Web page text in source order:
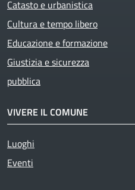
Catasto e urbanistica
Cultura e tempo libero
Educazione e formazione
Giustizia e sicurezza
pubblica
VIVERE IL COMUNE
Luoghi
Eventi